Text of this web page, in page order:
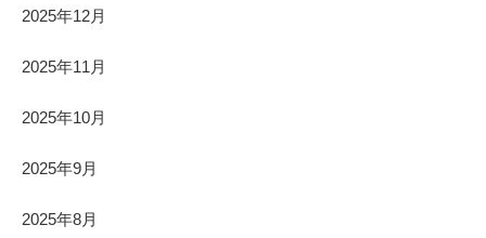
2025年12月
2025年11月
2025年10月
2025年9月
2025年8月